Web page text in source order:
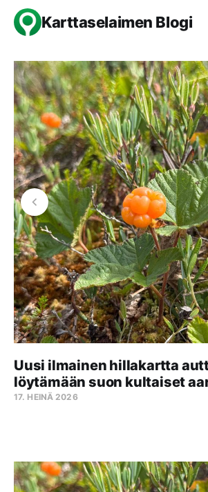
Karttaselaimen Blogi
Uusi ilmainen hillakartta
löytämään suon kultaiset
17. HEINÄ 2026